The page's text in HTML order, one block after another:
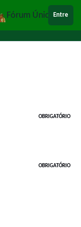
Fórum ÚnicoEntre
OBRIGATÓRIO
OBRIGATÓRIO